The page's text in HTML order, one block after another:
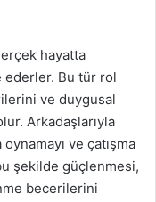
hayatta
ederler. Bu tür rol
ve duygusal
Arkadaşlarıyla
ve çatışma
şekilde güçlenmesi,
becerilerini